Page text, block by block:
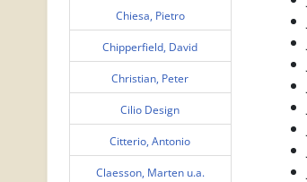
Chiesa, Pietro
Chipperfield, David
Christian, Peter
Cilio Design
Citterio, Antonio
Claesson, Marten u.a.